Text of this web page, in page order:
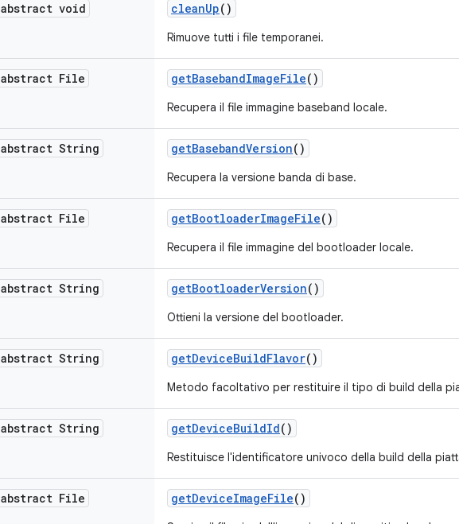
abstract void cleanUp()
Rimuove tutti i file temporanei.
abstract File getBasebandImageFile()
Recupera il file immagine baseband locale.
abstract String getBasebandVersion()
Recupera la versione banda di base.
abstract File getBootloaderImageFile()
Recupera il file immagine del bootloader locale.
abstract String getBootloaderVersion()
Ottieni la versione del bootloader.
abstract String getDeviceBuildFlavor()
Metodo facoltativo per restituire il tipo di build della
abstract String getDeviceBuildId()
Restituisce l'identificatore univoco della build della
abstract File getDeviceImageFile()